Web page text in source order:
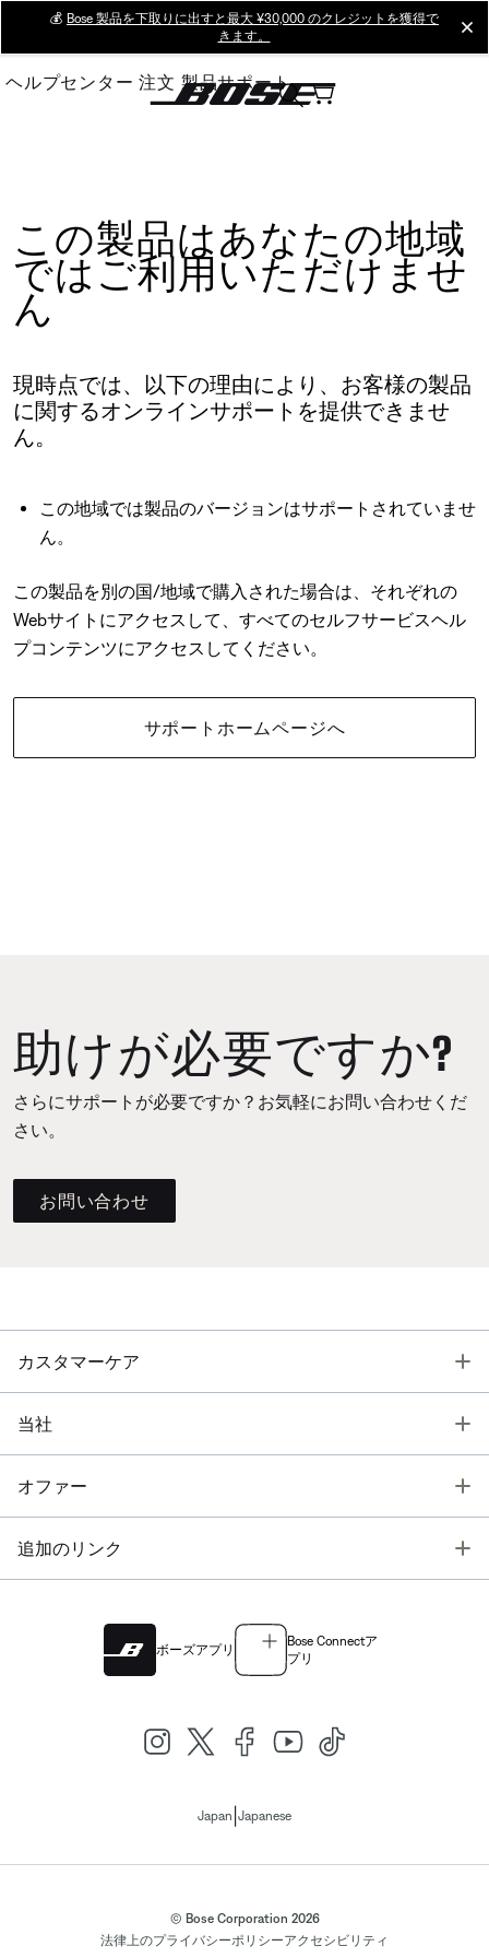
Main
💰 Bose 製品を下取りに出すと最大 ¥30,000 のクレジットを獲得で
きます。
ヘルプセンター 注文 製品サポート
この製品はあなたの地域
ではご利用いただけませ
ん
現時点では、以下の理由により、お客様の製品
に関するオンラインサポートを提供できませ
ん。
この地域では製品のバージョンはサポートされていませ
ん。
この製品を別の国/地域で購入された場合は、それぞれの
Webサイトにアクセスして、すべてのセルフサービスヘル
プコンテンツにアクセスしてください。
サポートホームページへ
助けが必要ですか?
さらにサポートが必要ですか？お気軽にお問い合わせくだ
さい。
お問い合わせ
カスタマーケア
当社
オファー
追加のリンク
ボーズアプリ
Bose Connectア
プリ
Japan Japanese
© Bose Corporation 2026
法律上のプライバシーポリシーアクセシビリティ